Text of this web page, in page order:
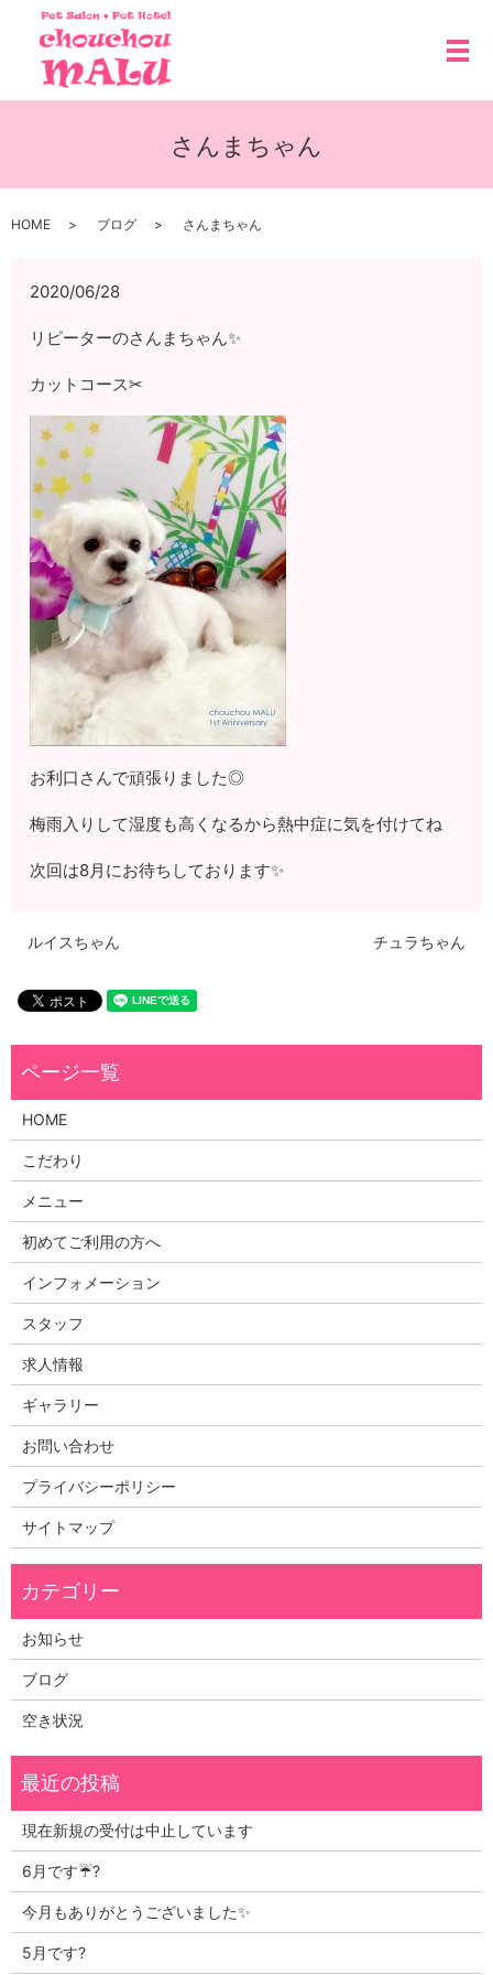
メ
さんまちゃん
HOME ブログ さんまちゃん
2020/06/28
リピーターのさんまちゃん✨
カットコース✂
お利口さんで頑張りました◎
梅雨入りして湿度も高くなるから熱中症に気を付けてね
次回は8月にお待ちしております✨
ルイスちゃん チュラちゃん
HOME
こだわり
メニュー
初めてご利用の方へ
インフォメーション
スタッフ
求人情報
ギャラリー
お問い合わせ
プライバシーポリシー
サイトマップ
お知らせ
ブログ
空き状況
現在新規の受付は中止しています
6月です☔?
今月もありがとうございました✨
5月です?